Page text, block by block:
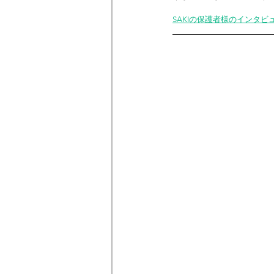
SAKIの保護者様のインタビ